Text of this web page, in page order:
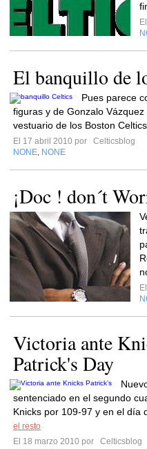
El banquillo de
Pues parece
figuras y de Gonzalo
vestuario de los Boston
El 17 abril 2010 por
Celticsblog
NONE NONE
¡Doc ! don´t
Victoria ante
Patrick's Day
sentenciado en el segundo
Knicks por 109-97 y en el día
el resto
El 18 marzo 2010 por
Celticsblog